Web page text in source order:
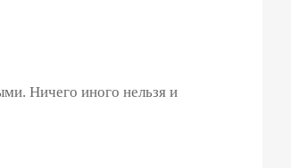
Ничего иного нельзя и